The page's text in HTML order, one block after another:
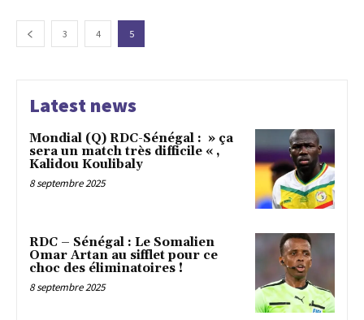
3 4 5
Latest news
Mondial (Q) RDC-Sénégal : » ça
sera un match très difficile « ,
Kalidou Koulibaly
8 septembre 2025
RDC – Sénégal : Le Somalien
Omar Artan au sifflet pour ce
choc des éliminatoires !
8 septembre 2025